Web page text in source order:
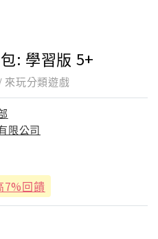
: 學習版 5+
來玩分類遊戲
限公司
7%回饋